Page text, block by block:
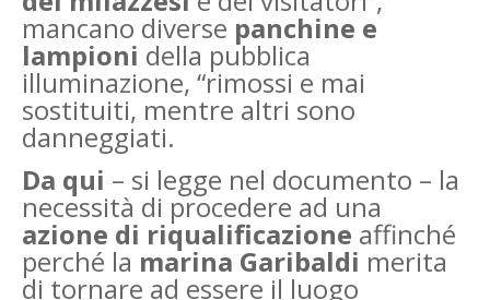
mancano diverse panchine e
lampioni della pubblica
illuminazione, “rimossi e mai
sostituiti, mentre altri sono
danneggiati.
Da qui – si legge nel documento – la
necessità di procedere ad una
azione di riqualificazione affinché
perché la marina Garibaldi merita
di tornare ad essere il luogo